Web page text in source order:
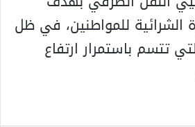
الشرائية للمواطنين، في ظل
تتسم باستمرار ارتفاع